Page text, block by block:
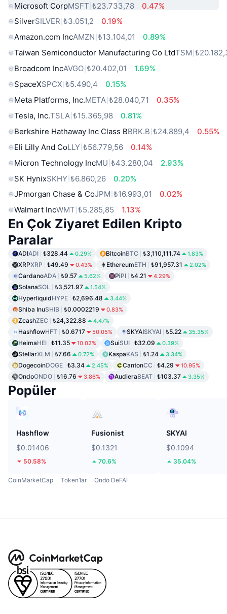
Microsoft CorpMSFT ₺23.733,78
0.47%
SilverSILVER ₺3.051,2
0.19%
Amazon.com IncAMZN ₺13.104,01
0.89%
Taiwan Semiconductor Manufacturing Co LtdTSM
Broadcom IncAVGO ₺20.402,01
1.69%
SpaceXSPCX ₺5.490,4
0.15%
Meta Platforms, Inc.META ₺28.040,71
0.35%
Tesla, Inc.TSLA ₺15.365,98
0.81%
Berkshire Hathaway Inc Class BBRK.B ₺24.889,4
0.55%
Eli Lilly And CoLLY ₺56.779,56
0.14%
Micron Technology IncMU ₺43.280,04
2.93%
SK HynixSKHY ₺6.860,26
0.20%
JPmorgan Chase & CoJPM ₺16.993,01
0.02%
Walmart IncWMT ₺5.285,85 1.13%
En Çok Ziyaret Edilen Kripto
Paralar
ADIADI ₺328.44 0.29% BitcoinBTC ₺3,110,111.74 1.83%
XRPXRP ₺49.49 0.43% EthereumETH ₺91,957.31 2.02%
CardanoADA ₺9.57 5.62% PiPI ₺4.21 4.29%
SolanaSOL ₺3,521.97 1.54%
HyperliquidHYPE ₺2,696.48 3.44%
Shiba InuSHIB ₺0.0002219 0.83%
ZcashZEC ₺24,322.88 4.47%
HashflowHFT ₺0.6717 50.05% SKYAISKYAI ₺5.22 35.35%
HeimaHEI ₺11.35 10.02% SuiSUI ₺32.09 0.39%
StellarXLM ₺7.66 0.72% KaspaKAS ₺1.24 3.34%
DogecoinDOGE ₺3.34 2.45% CantonCC ₺4.29 10.95%
OndoONDO ₺16.76 3.86% AudieraBEAT ₺103.37 3.35%
Popüler
Hashflow
$0.01406
50.58%
Fusionist
$0.1321
70.6%
SKYAI
$0.1094
35.04%
CoinMarketCap Token’lar Ondo DeFAI